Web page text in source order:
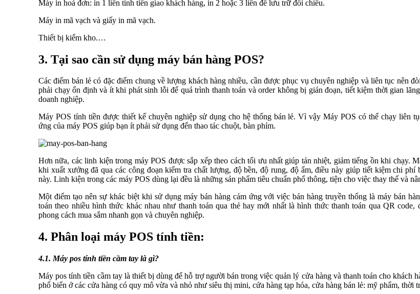
Máy in hoá đơn: in 1 liên tính tiền giao khách hàng, in 2 hoặc 3 liên để lưu trữ đối chiếu.
Máy in mã vạch và giấy in mã vạch.
Thiết bị kiểm kho.…
3. Tại sao cần sử dụng máy bán hàng POS?
Các điểm bán lẻ có đặc điểm chung về lượng khách hàng nhiều, cần được phục vụ chuyên nghiệp và liên tục nên
phải chạy ổn định và ít khi phát sinh lỗi để quá trình thanh toán và order không bị gián đoạn, tiết kiệm thời gian
doanh nghiệp.
Máy POS tính tiền được thiết kế chuyên nghiệp sử dụng cho hệ thống bán lẻ. Vì vậy Máy POS có thể chạy liên
ứng của máy POS giúp bạn ít phải sử dụng đến thao tác chuột, bàn phím.
Hơn nữa, các linh kiện trong máy POS được sắp xếp theo cách tối ưu nhất giúp tản nhiệt, giảm tiếng ồn khi chạy.
khi xuất xưởng đã qua các công đoạn kiểm tra chất lượng, độ bền, độ rung, độ ẩm, điều này giúp tiết kiệm chi phí
này. Linh kiện trong các máy POS dùng lại đều là những sản phẩm tiêu chuẩn phổ thông, tiện cho việc thay thế và
Một điểm tạo nên sự khác biệt khi sử dụng máy bán hàng cảm ứng với việc bán hàng truyền thống là máy bán
toán theo nhiều hình thức khác nhau như thanh toán qua thẻ hay mới nhất là hình thức thanh toán qua QR code,
phong cách mua sắm nhanh gọn và chuyên nghiệp.
4. Phân loại máy POS tính tiền:
4.1. Máy pos tính tiền cầm tay là gì?
Máy pos tính tiền cầm tay là thiết bị dùng để hỗ trợ người bán trong việc quản lý cửa hàng và thanh toán cho khách
phổ biến ở các cửa hàng có quy mô vừa và nhỏ như siêu thị mini, cửa hàng tạp hóa, cửa hàng bán lẻ: mỹ phẩm, thời